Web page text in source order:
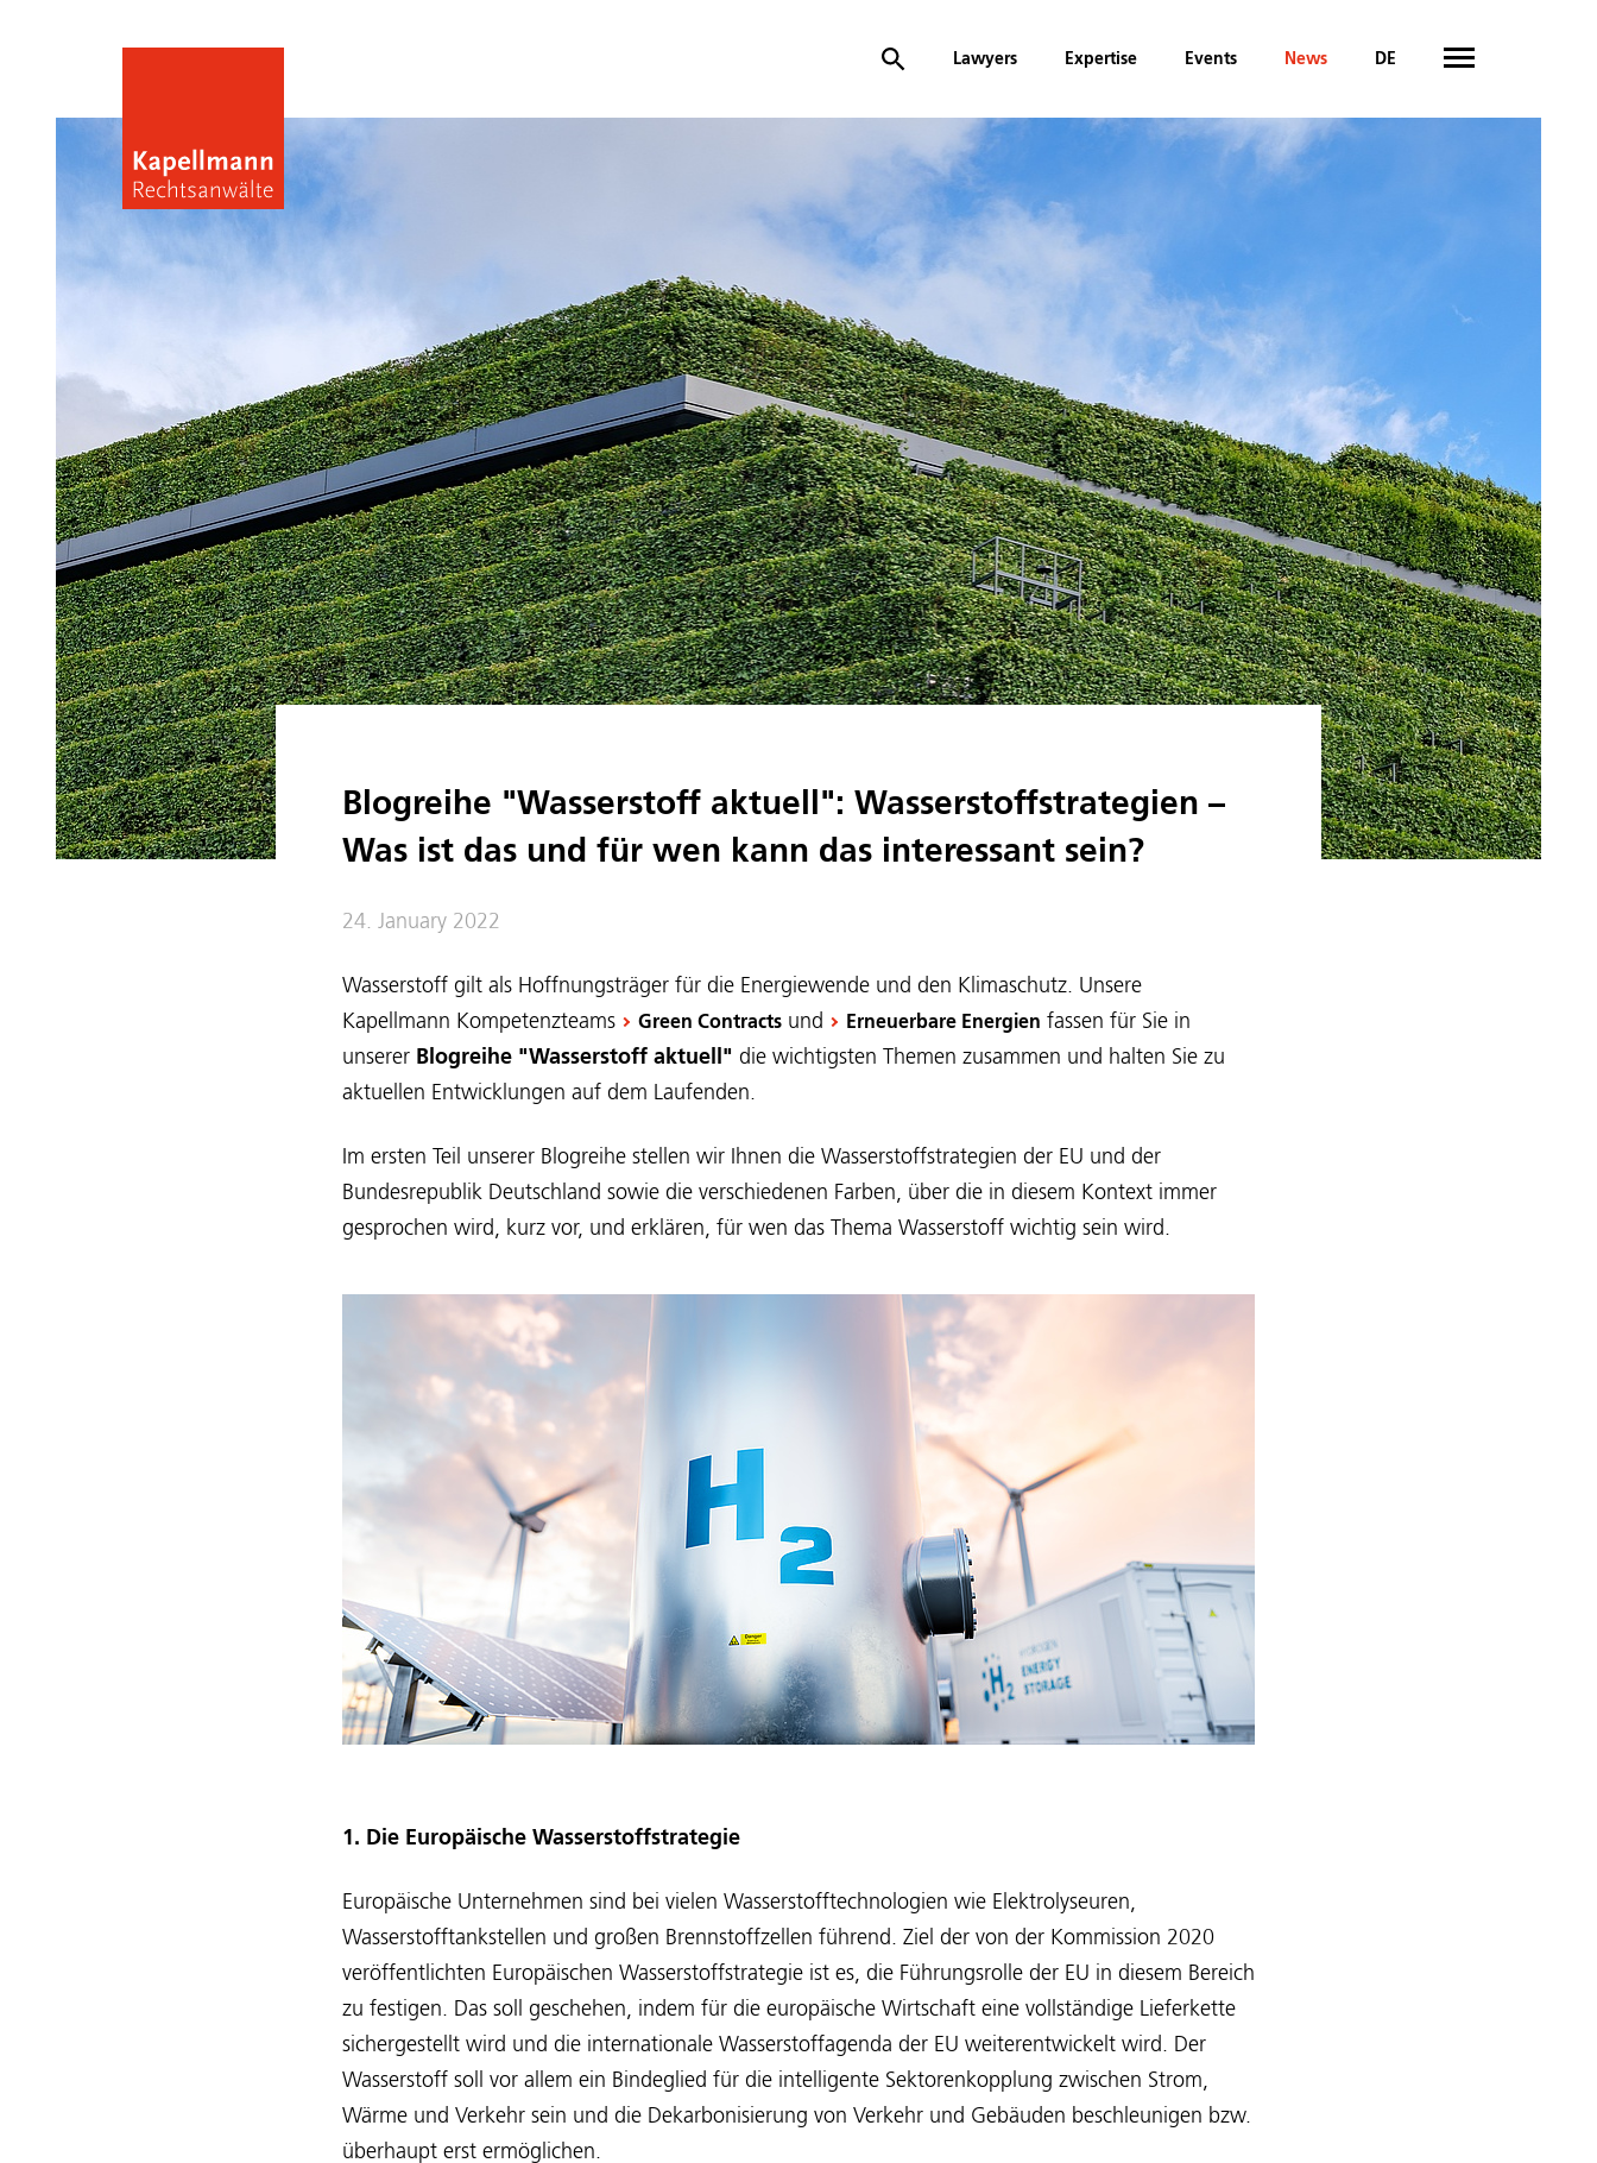
Lawyers Expertise Events News DE
Blogreihe "Wasserstoff aktuell": Wasserstoffstrategien –
Was ist das und für wen kann das interessant sein?
24. January 2022
Wasserstoff gilt als Hoffnungsträger für die Energiewende und den Klimaschutz. Unsere
Kapellmann Kompetenzteams
Green Contracts und Erneuerbare Energien fassen für Sie in
unserer Blogreihe "Wasserstoff aktuell" die wichtigsten Themen zusammen und halten Sie zu
aktuellen Entwicklungen auf dem Laufenden.
Im ersten Teil unserer Blogreihe stellen wir Ihnen die Wasserstoffstrategien der EU und der
Bundesrepublik Deutschland sowie die verschiedenen Farben, über die in diesem Kontext immer
gesprochen wird, kurz vor, und erklären, für wen das Thema Wasserstoff wichtig sein wird.
1. Die Europäische Wasserstoffstrategie
Europäische Unternehmen sind bei vielen Wasserstofftechnologien wie Elektrolyseuren,
Wasserstofftankstellen und großen Brennstoffzellen führend. Ziel der von der Kommission 2020
veröffentlichten Europäischen Wasserstoffstrategie ist es, die Führungsrolle der EU in diesem Bereich
zu festigen. Das soll geschehen, indem für die europäische Wirtschaft eine vollständige Lieferkette
sichergestellt wird und die internationale Wasserstoffagenda der EU weiterentwickelt wird. Der
Wasserstoff soll vor allem ein Bindeglied für die intelligente Sektorenkopplung zwischen Strom,
Wärme und Verkehr sein und die Dekarbonisierung von Verkehr und Gebäuden beschleunigen bzw.
überhaupt erst ermöglichen.